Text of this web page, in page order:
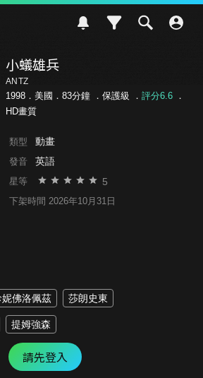
小蟻雄兵
ANTZ
1998．美國．83分鐘 ． 保護級 ． 評分6.6．
HD畫質
類型 動畫
發音 英語
星等 5
下架時間 2026年10月31日
妮佛洛佩茲 莎朗史東
提姆強森
請先登入